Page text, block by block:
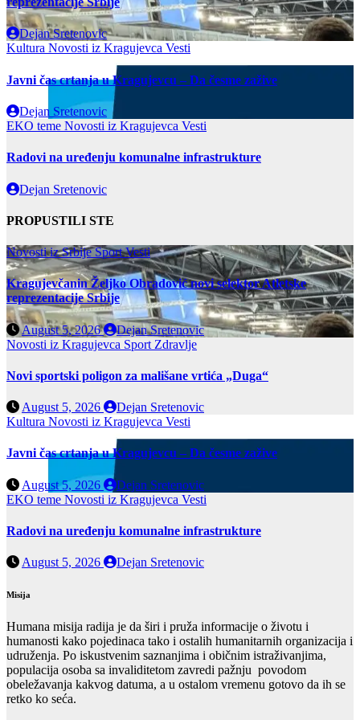
Dejan Sretenovic
Kultura Novosti iz Kragujevca Vesti
Javni čas crtanja u Kragujevcu – Da česme zažive
Dejan Sretenovic
EKO teme Novosti iz Kragujevca Vesti
Radovi na uređenju komunalne infrastrukture
Dejan Sretenovic
PROPUSTILI STE
Novosti iz SrbijeSportVesti
Kragujevčanin Željko Obradović novi selektor Atletske
reprezentacije Srbije
August 5, 2026
Dejan Sretenovic
Novosti iz Kragujevca Sport Zdravlje
Novi sportski poligon za mališane vrtića „Duga“
August 5, 2026
Dejan Sretenovic
Kultura Novosti iz Kragujevca Vesti
Javni čas crtanja u Kragujevcu – Da česme zažive
August 5, 2026
Dejan Sretenovic
EKO teme Novosti iz Kragujevca Vesti
Radovi na uređenju komunalne infrastrukture
August 5, 2026 Dejan Sretenovic
Misija
Humana misija radija je da širi i pruža informacije o životu i
humanosti kako pojedinaca tako i ostalih humanitarnih organizacija i
udruženja. Po iskustvenim saznanjima i običnim istraživanjima,
populacija osoba sa invaliditetom zavredi pažnju povodom
obeležavanja kakvog datuma, a u ostalom vremenu gotovo da ih se
retko ko seća.